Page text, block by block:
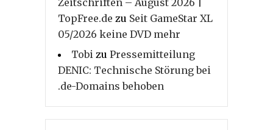
Zeitschriften – August 2026 |
TopFree.de zu Seit GameStar XL
05/2026 keine DVD mehr
Tobi zu Pressemitteilung
DENIC: Technische Störung bei
.de-Domains behoben